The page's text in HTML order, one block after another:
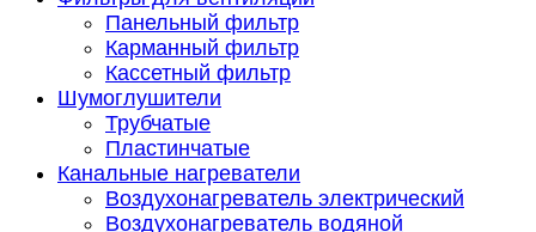
Панельный фильтр
Карманный фильтр
Кассетный фильтр
Шумоглушители
Трубчатые
Пластинчатые
Канальные нагреватели
Воздухонагреватель электрический
Воздухонагреватель водяной